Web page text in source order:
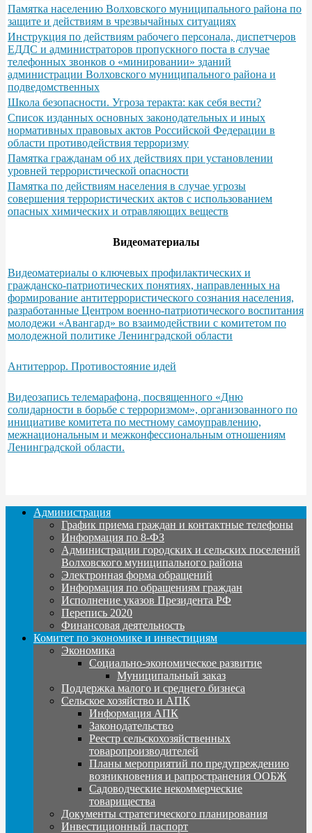
Памятка населению Волховского муниципального района по
защите и действиям в чрезвычайных ситуациях
Инструкция по действиям рабочего персонала, диспетчеров
ЕДДС и администраторов пропускного поста в случае
телефонных звонков о «минировании» зданий
администрации Волховского муниципального района и
подведомственных
Школа безопасности. Угроза теракта: как себя вести?
Список изданных основных законодательных и иных
нормативных правовых актов Российской Федерации в
области противодействия терроризму
Памятка гражданам об их действиях при установлении
уровней террористической опасности
Памятка по действиям населения в случае угрозы
совершения террористических актов с использованием
опасных химических и отравляющих веществ
Видеоматериалы
Видеоматериалы о ключевых профилактических и
гражданско-патриотических понятиях, направленных на
формирование антитеррористического сознания населения,
разработанные Центром военно-патриотического воспитания
молодежи «Авангард» во взаимодействии с комитетом по
молодежной политике Ленинградской области
Антитеррор. Противостояние идей
Видеозапись телемарафона, посвященного «Дню
солидарности в борьбе с терроризмом», организованного по
инициативе комитета по местному самоуправлению,
межнациональным и межконфессиональным отношениям
Ленинградской области.
Администрация
График приема граждан и контактные телефоны
Информация по 8-ФЗ
Администрации городских и сельских поселений
Волховского муниципального района
Электронная форма обращений
Информация по обращениям граждан
Исполнение указов Президента РФ
Перепись 2020
Финансовая деятельность
Комитет по экономике и инвестициям
Экономика
Социально-экономическое развитие
Муниципальный заказ
Поддержка малого и среднего бизнеса
Сельское хозяйство и АПК
Информация АПК
Законодательство
Реестр сельскохозяйственных
товаропроизводителей
Планы мероприятий по предупреждению
возникновения и рапространения ООБЖ
Садоводческие некоммерческие
товарищества
Документы стратегического планирования
Инвестиционный паспорт